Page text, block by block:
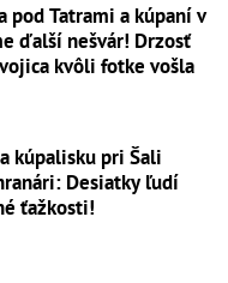
pod Tatrami a kúpaní v
ďalší nešvár! Drzosť
kvôli fotke vošla
kúpalisku pri Šali
Desiatky ľudí
ťažkosti!